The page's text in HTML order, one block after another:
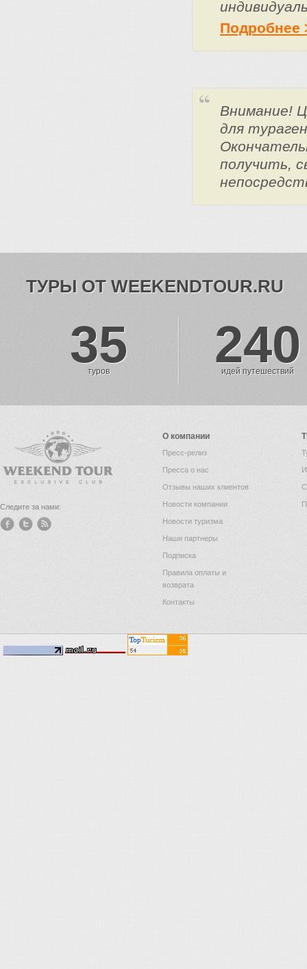
Подробнее
Внимание!
для
получить,
ТУРЫ ОТ WEEKENDTOUR.RU
35
туров 240
идей путешествий
Следите за нами:
О компании
Пресс-релиз
Пресса о нас
Отзывы наших клиентов
Новости компании
Новости туризма
Наши партнеры
Подписка
Правила оплаты и
возврата
Контакты